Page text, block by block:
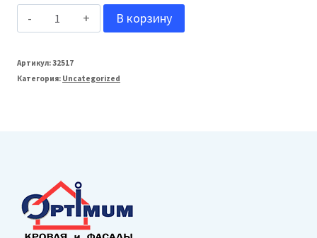
Количество
Grand
Line
Ral
3005)
В корзину
Артикул:32517
Категория: Uncategorized